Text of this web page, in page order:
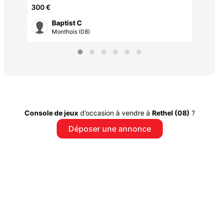
300 €
Baptist C
Monthois (08)
Console de jeuxd’occasion à vendre à Rethel (08) ?
Déposer une annonce